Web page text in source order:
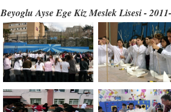
Beyoglu Ayse Ege Kiz Meslek Lisesi -